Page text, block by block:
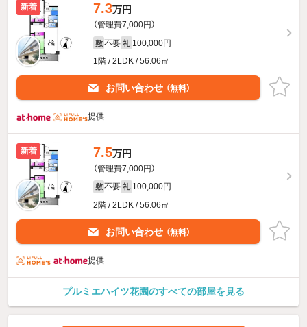
新着 7.3万円
（管理費7,000円）
敷 不要 礼 100,000円
1階 / 2LDK / 56.06㎡
お問い合わせ （無料）
提供
新着 7.5万円
（管理費7,000円）
敷 不要 礼 100,000円
2階 / 2LDK / 56.06㎡
お問い合わせ （無料）
提供
プルミエハイツ花園のすべての部屋を見る